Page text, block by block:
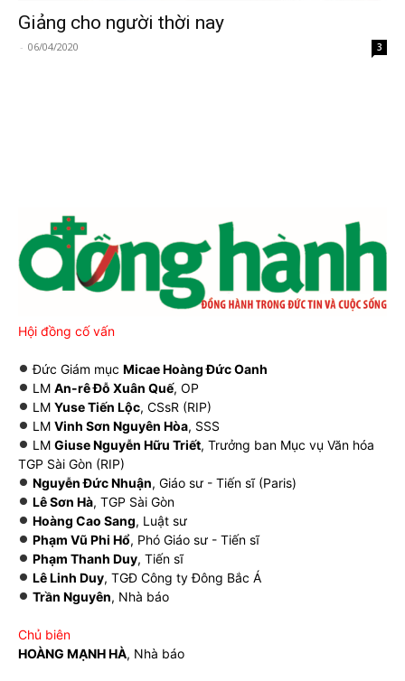
Giảng cho người thời nay
- 06/04/2020 3
Hội đồng cố vấn
Đức Giám mục Micae Hoàng Đức Oanh
LM An-rê Đỗ Xuân Quế, OP
LM Yuse Tiến Lộc, CSsR (RIP)
LM Vinh Sơn Nguyên Hòa, SSS
LM Giuse Nguyễn Hữu Triết, Trưởng ban Mục vụ Văn hóa
TGP Sài Gòn (RIP)
Nguyễn Đức Nhuận, Giáo sư - Tiến sĩ (Paris)
Lê Sơn Hà, TGP Sài Gòn
Hoàng Cao Sang, Luật sư
Phạm Vũ Phi Hổ, Phó Giáo sư - Tiến sĩ
Phạm Thanh Duy, Tiến sĩ
Lê Linh Duy, TGĐ Công ty Đông Bắc Á
Trần Nguyên, Nhà báo
Chủ biên
HOÀNG MẠNH HÀ, Nhà báo